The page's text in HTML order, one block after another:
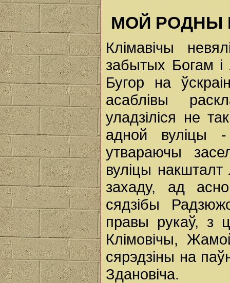
МОЙ РОДНЫ
Клімавічы
забытых Богам і
Бугор на
асаблівы
уладзіліся не
адной вуліцы
утвараючы
вуліцы
захаду, ад
сядзібы
правы рукаў, з
Клімовічы,
сярэдзіны на
Здановіча.